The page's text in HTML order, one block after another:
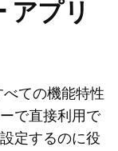
アプリ
ての機能特性
で直接利用で
定するのに役